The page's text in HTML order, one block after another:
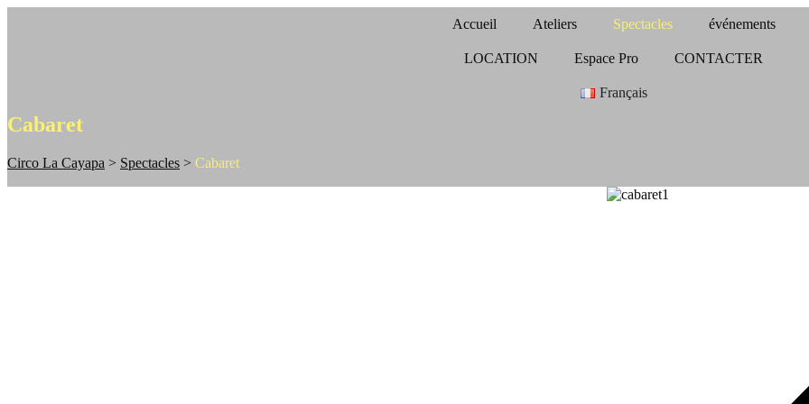
Accueil Ateliers Spectacles événements
LOCATION Espace Pro CONTACTER
Français
Cabaret
Circo La Cayapa > Spectacles > Cabaret